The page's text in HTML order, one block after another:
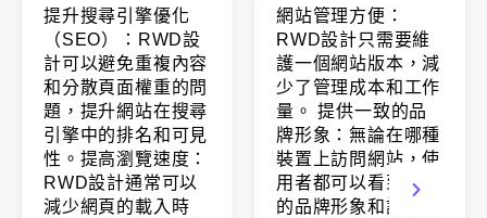
提升搜尋引擎優化
（SEO）：RWD設
計可以避免重複內容
和分散頁面權重的問
題，提升網站在搜尋
引擎中的排名和可見
性。提高瀏覽速度：
RWD設計通常可以
減少網頁的載入時
網站管理方便：
RWD設計只需要維
護一個網站版本，減
少了管理成本和工作
量。 提供一致的品
牌形象：無論在哪種
裝置上訪問網站，使
用者都可以看到相同
的品牌形象和訊息，